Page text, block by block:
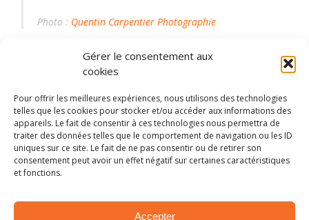
Gérer le consentement aux
cookies
Pour offrir les meilleures expériences, nous utilisons des technologies
telles que les cookies pour stocker et/ou accéder aux informations des
appareils. Le fait de consentir à ces technologies nous permettra de
traiter des données telles que le comportement de navigation ou les ID
uniques sur ce site. Le fait de ne pas consentir ou de retirer son
consentement peut avoir un effet négatif sur certaines caractéristiques
et fonctions.
Accepter
Photo : Quentin Carpentier Photographie
belgium BRC infos Liste des engagés
PARTAGER SUR: